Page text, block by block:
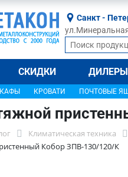
Санкт -
СКИДКИ ДИЛЕРЫ
КРОВАТИ ПОЧТОВЫЕ
Климатическая техника
Кобор ЗПВ-130/120/К